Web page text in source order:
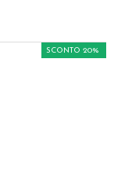
SCONTO 20%